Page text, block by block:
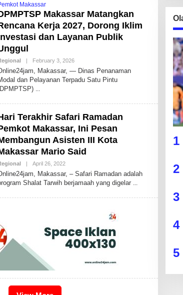
Makassar
Makassar Matangkan
Kerja 2027, Dorong Iklim
dan Layanan Publik
| February 3, 2026B
D
S
4
Makassar, — Dinas Penanaman
dan Pelayanan Terpadu Satu Pintu
Terakhir Safari Ramadan
Makassar, Ini Pesan
Asisten III Kota
Mario Said
| April 26, 2022B
I
D
I
Makassar, – Safari Ramadan adalah
Shalat Tarwih berjamaah yang digelar
1
2
3
4
5